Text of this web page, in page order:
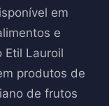
em
e
Etil Lauroil
produtos de
de frutos